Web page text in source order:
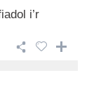
i’r